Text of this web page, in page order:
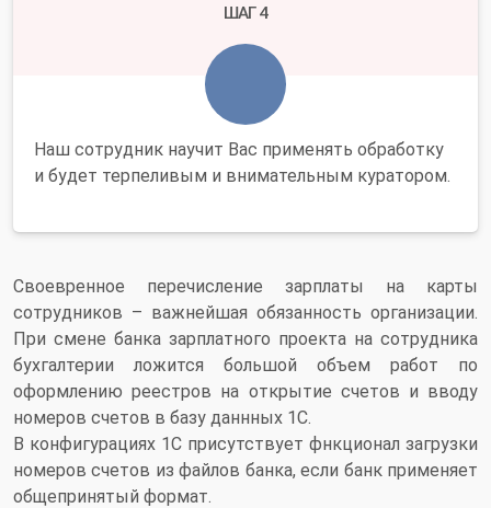
ШАГ 4
Наш сотрудник научит Вас применять обработку
и будет терпеливым и внимательным куратором.
Своевренное перечисление зарплаты на карты
сотрудников – важнейшая обязанность организации.
При смене банка зарплатного проекта на сотрудника
бухгалтерии ложится большой объем работ по
оформлению реестров на открытие счетов и вводу
номеров счетов в базу даннных 1С.
В конфигурациях 1С присутствует фнкционал загрузки
номеров счетов из файлов банка, если банк применяет
общепринятый формат.